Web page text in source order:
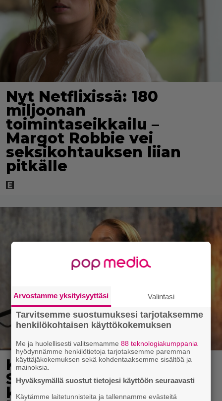
Nyt Netflixissä: 180
miljoonan
toimintaseikkailu –
Margot Robbie vei
seksikohtauksen liian
pitkälle
Karita Tykän ja Sami
Saikkosen rakkaus
kukoistaa – vähäpukeista
Arvostamme yksityisyyttäsi Valintasi
Tarvitsemme suostumuksesi tarjotaksemme
henkilökohtaisen käyttökokemuksen
Me ja huolellisesti valitsemamme88 teknologiakumppania
hyödynnämme henkilötietoja tarjotaksemme paremman
käyttäjäkokemuksen sekä kohdentaaksemme sisältöä ja
mainoksia.
Hyväksymällä suostut tietojesi käyttöön seuraavasti
Käytämme laitetunnisteita ja tallennamme evästeitä